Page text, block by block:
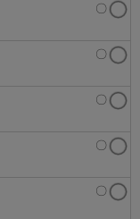
〇
〇
〇
〇
〇